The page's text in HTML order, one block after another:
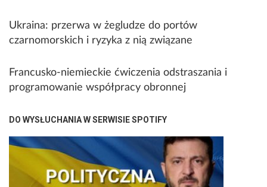
Ukraina: przerwa w żegludze do portów
czarnomorskich i ryzyka z nią związane
Francusko-niemieckie ćwiczenia odstraszania i
programowanie współpracy obronnej
DO WYSŁUCHANIA W SERWISIE SPOTIFY